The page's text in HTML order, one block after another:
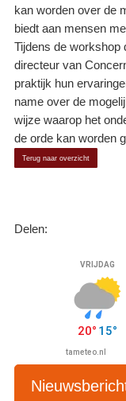
kan worden over de
biedt aan mensen
Tijdens de workshop
directeur van
praktijk hun
name over de
wijze waarop het
de orde kan worden
Terug naar overzicht
Delen: